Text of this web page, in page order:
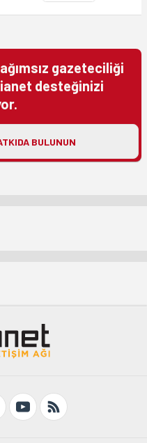
gazeteciliği
desteğinizi
BULUNUN